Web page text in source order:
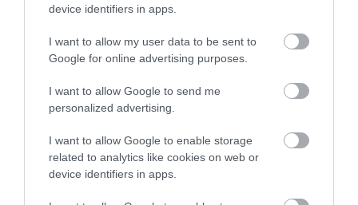
device identifiers in apps.
I want to allow my user data to be sent to
Google for online advertising purposes.
I want to allow Google to send me
personalized advertising.
I want to allow Google to enable storage
related to analytics like cookies on web or
device identifiers in apps.
ma.hu legfrissebb hírei:
Nagy erőkkel keresik a szomjazó gólyát megmentő
Magyar Péter: átfogó energiafejlesztési tervet fogadott el a
kormány